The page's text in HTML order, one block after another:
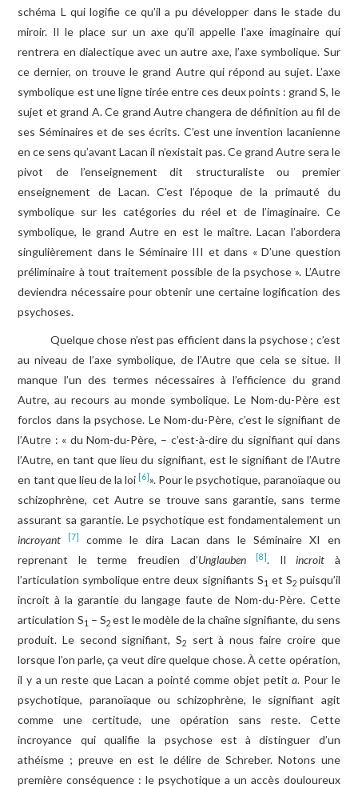
schéma L qui logifie ce qu’il a pu développer dans le stade du
miroir. Il le place sur un axe qu’il appelle l’axe imaginaire qui
rentrera en dialectique avec un autre axe, l’axe symbolique. Sur
ce dernier, on trouve le grand Autre qui répond au sujet. L’axe
symbolique est une ligne tirée entre ces deux points : grand S, le
sujet et grand A. Ce grand Autre changera de définition au fil de
ses Séminaires et de ses écrits. C’est une invention lacanienne
en ce sens qu’avant Lacan il n’existait pas. Ce grand Autre sera le
pivot de l’enseignement dit structuraliste ou premier
enseignement de Lacan. C’est l’époque de la primauté du
symbolique sur les catégories du réel et de l’imaginaire. Ce
symbolique, le grand Autre en est le maître. Lacan l’abordera
singulièrement dans le Séminaire III et dans « D’une question
préliminaire à tout traitement possible de la psychose ». L’Autre
deviendra nécessaire pour obtenir une certaine logification des
psychoses.
Quelque chose n’est pas efficient dans la psychose ; c’est
au niveau de l’axe symbolique, de l’Autre que cela se situe. Il
manque l’un des termes nécessaires à l’efficience du grand
Autre, au recours au monde symbolique. Le Nom-du-Père est
forclos dans la psychose. Le Nom-du-Père, c’est le signifiant de
l’Autre : « du Nom-du-Père, – c’est-à-dire du signifiant qui dans
l’Autre, en tant que lieu du signifiant, est le signifiant de l’Autre
en tant que lieu de la loi [6]». Pour le psychotique, paranoïaque ou
schizophrène, cet Autre se trouve sans garantie, sans terme
assurant sa garantie. Le psychotique est fondamentalement un
incroyant
[7]
comme le dira Lacan dans le Séminaire XI en
reprenant le terme freudien d’Unglauben [8] . Ilincroit à
l’articulation symbolique entre deux signifiants S1 et S2 puisqu’il
incroit à la garantie du langage faute de Nom-du-Père. Cette
articulation S1 – S2 est le modèle de la chaîne signifiante, du sens
produit. Le second signifiant, S2
sert à nous faire croire que
lorsque l’on parle, ça veut dire quelque chose. À cette opération,
il y a un reste que Lacan a pointé comme objet petita. Pour le
psychotique, paranoïaque ou schizophrène, le signifiant agit
comme une certitude, une opération sans reste. Cette
incroyance qui qualifie la psychose est à distinguer d’un
athéisme ; preuve en est le délire de Schreber. Notons une
première conséquence : le psychotique a un accès douloureux